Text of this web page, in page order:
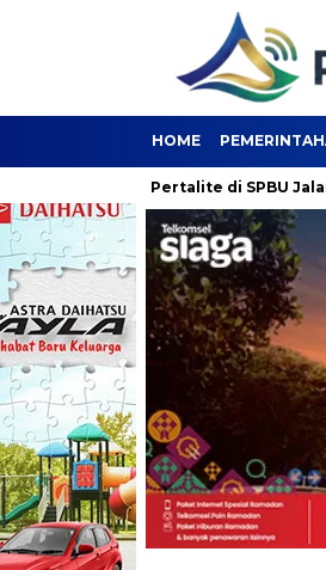
HOME
Pertalite di SPBU Jalan Bintang